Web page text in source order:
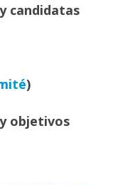
candidatas
)
objetivos